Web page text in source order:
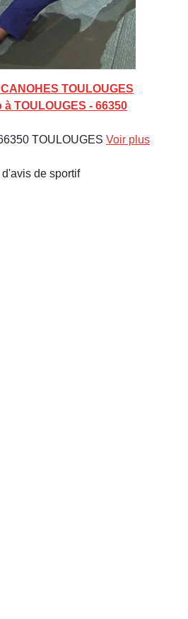
TOULOUGES
TOULOUGES - 66350
TOULOUGES Voir plus
d'avis de sportif